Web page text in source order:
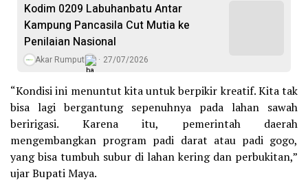
Kodim 0209 Labuhanbatu Antar
Kampung Pancasila Cut Mutia ke
Penilaian Nasional
Akar Rumput 27/07/2026
“Kondisi ini menuntut kita untuk berpikir kreatif. Kita tak
bisa lagi bergantung sepenuhnya pada lahan sawah
beririgasi. Karena itu, pemerintah daerah
mengembangkan program padi darat atau padi gogo,
yang bisa tumbuh subur di lahan kering dan perbukitan,”
ujar Bupati Maya.